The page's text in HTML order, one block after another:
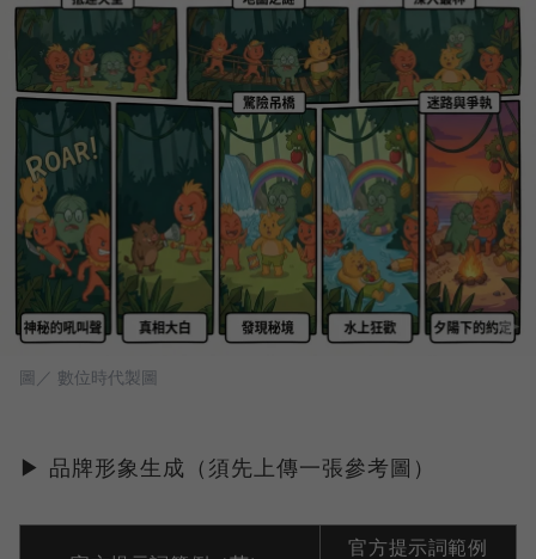
圖／ 數位時代製圖
▶ 品牌形象生成（須先上傳一張參考圖）
官方提示詞範例